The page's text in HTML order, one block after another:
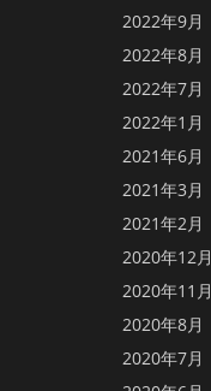
2022年9月
2022年8月
2022年7月
2022年1月
2021年6月
2021年3月
2021年2月
2020年12月
2020年11月
2020年8月
2020年7月